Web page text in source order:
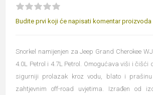
Budite prvi koji će napisati komentar proizvoda
Snorkel namijenjen za Jeep Grand Cherokee
4.0L Petrol i 4.7L Petrol. Omogućava viši i čišći
sigurniji prolazak kroz vodu, blato i
zahtjevnim off-road uvjetima. Izrađen od